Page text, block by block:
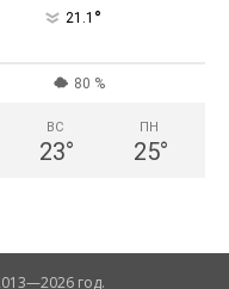
21.1 °
80 %
ВС
23°
ПН
25°
год.